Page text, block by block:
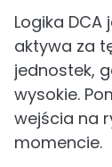
Logika
aktywa za
jednostek,
wysokie.
wejścia na
momencie.